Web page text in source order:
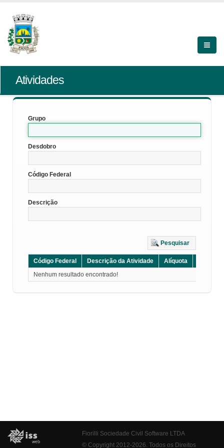
Atividades
Grupo
Desdobro
Código Federal
Descrição
Pesquisar
Código Federal Descrição da Atividade Alíquota
Nenhum resultado encontrado!
Fiorilli Sociedade Civil Software LTDA
© Copyright 2012-2026. Todos os Direitos